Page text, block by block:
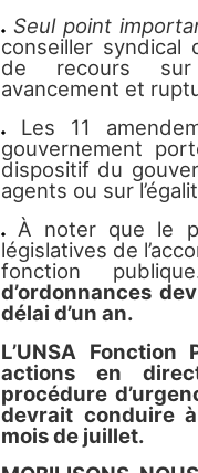
Seul point
conseiller syndical
de recours sur
avancement et
Les 11
gouvernement
dispositif du
agents ou sur
À noter que le
législatives de
fonction
d’ordonnances
délai d’un an.
L’UNSA
actions en
procédure
devrait conduire
mois de juillet.